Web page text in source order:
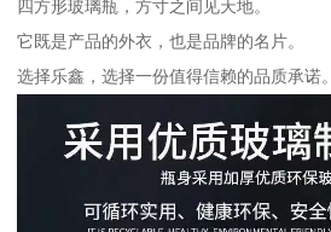
四方形玻璃瓶，方寸之间见天地。
它既是产品的外衣，也是品牌的名片。
选择乐鑫，选择一份值得信赖的品质承诺。